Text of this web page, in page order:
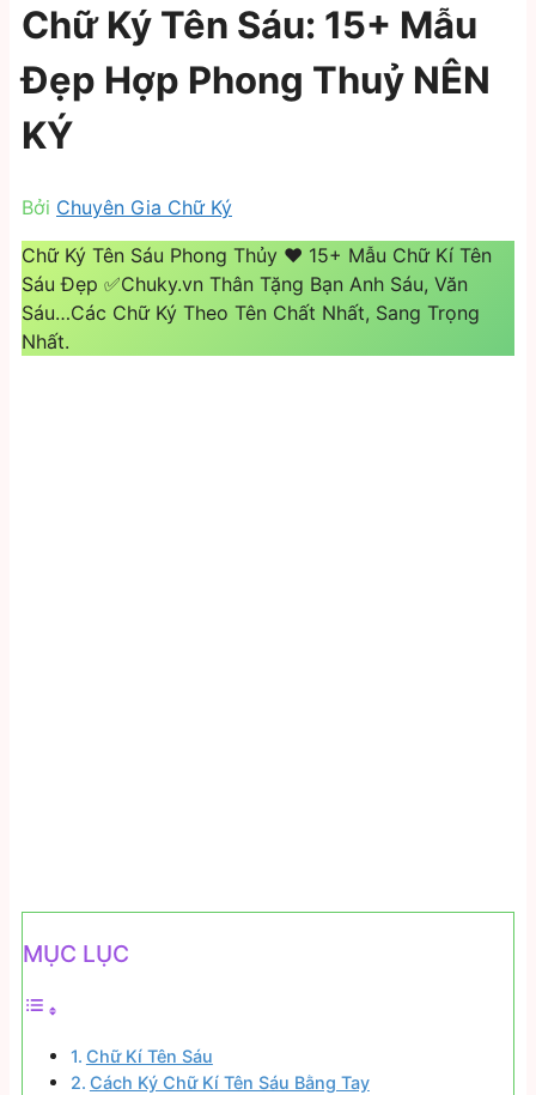
Chữ Ký Tên Sáu: 15+ Mẫu
Đẹp Hợp Phong Thuỷ NÊN
KÝ
Bởi Chuyên Gia Chữ Ký
Chữ Ký Tên Sáu Phong Thủy ❤️️ 15+ Mẫu Chữ Kí Tên
Sáu Đẹp ✅Chuky.vn Thân Tặng Bạn Anh Sáu, Văn
Sáu…Các Chữ Ký Theo Tên Chất Nhất, Sang Trọng
Nhất.
MỤC LỤC
Chữ Kí Tên Sáu
Cách Ký Chữ Kí Tên Sáu Bằng Tay